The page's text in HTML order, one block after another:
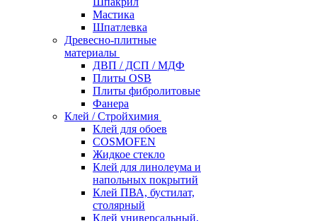
Мастика
Шпатлевка
Древесно-плитные
материалы
ДВП / ДСП / МДФ
Плиты OSB
Плиты фибролитовые
Фанера
Клей / Стройхимия
Клей для обоев
COSMOFEN
Жидкое стекло
Клей для линолеума и
напольных покрытий
Клей ПВА, бустилат,
столярный
Клей универсальный,